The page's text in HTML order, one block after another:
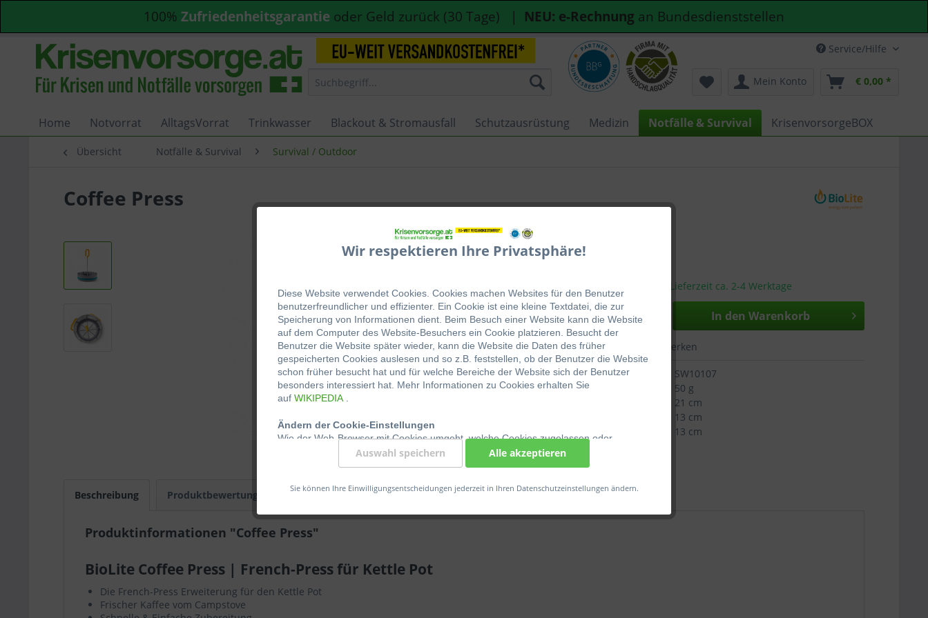
100% Zufriedenheitsgarantie oder Geld zurück (30 Tage) | NEU: e-Rechnung an Bundesdienststellen
Service/Hilfe
Mein Konto € 0,00 *
Home Notvorrat AlltagsVorrat Trinkwasser Blackout & Stromausfall Schutzausrüstung Medizin Notfälle & Survival KrisenvorsorgeBOX
Wir respektieren Ihre Privatsphäre!
Diese Website verwendet Cookies. Cookies machen Websites für den Benutzer
benutzerfreundlicher und effizienter. Ein Cookie ist eine kleine Textdatei, die zur
Speicherung von Informationen dient. Beim Besuch einer Website kann die Website
auf dem Computer des Website-Besuchers ein Cookie platzieren. Besucht der
Benutzer die Website später wieder, kann die Website die Daten des früher
gespeicherten Cookies auslesen und so z.B. feststellen, ob der Benutzer die Website
schon früher besucht hat und für welche Bereiche der Website sich der Benutzer
besonders interessiert hat. Mehr Informationen zu Cookies erhalten Sie
auf WIKIPEDIA .
Ändern der Cookie-Einstellungen
Wie der Web-Browser mit Cookies umgeht, welche Cookies zugelassen oder
abgelehnt werden, kann der Benutzer in den Einstellungen des Web-Browsers
festlegen. Wo genau sich diese Einstellungen befinden, hängt vom jeweiligen Web-
Web-Browsers aufgerufen werden. Wenn die Nutzung von Cookies eingeschränkt
nutzbar.
sicherzustellen.
Auswahl speichern Alle akzeptieren
Sie können Ihre Einwilligungsentscheidungen jederzeit in Ihren Datenschutzeinstellungen ändern.
Übersicht Notfälle & Survival Survival / Outdoor
Coffee Press
€ 14,95 *
Sofort versandfertig, Lieferzeit ca. 2-4 Werktage
In den Warenkorb
Vergleichen
Merken
Artikel-Nr.:
SW10107
Gewicht:
50 g
21 cm
13 cm
13 cm
Beschreibung Produktbewertungen
Produktinformationen "Coffee Press"
BioLite Coffee Press | French-Press für Kettle Pot
Die French-Press Erweiterung für den Kettle Pot
Frischer Kaffee vom Campstove